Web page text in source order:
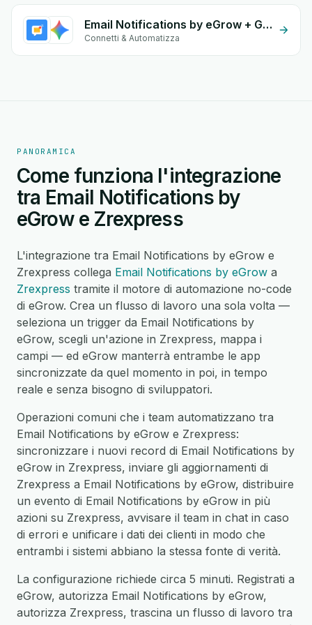
Email Notifications by eGrow + Gemini
Connetti & Automatizza
PANORAMICA
Come funziona l'integrazione
tra Email Notifications by
eGrow e Zrexpress
L'integrazione tra Email Notifications by eGrow e
Zrexpress collega Email Notifications by eGrow a
Zrexpress tramite il motore di automazione no-code
di eGrow. Crea un flusso di lavoro una sola volta —
seleziona un trigger da Email Notifications by
eGrow, scegli un'azione in Zrexpress, mappa i
campi — ed eGrow manterrà entrambe le app
sincronizzate da quel momento in poi, in tempo
reale e senza bisogno di sviluppatori.
Operazioni comuni che i team automatizzano tra
Email Notifications by eGrow e Zrexpress:
sincronizzare i nuovi record di Email Notifications by
eGrow in Zrexpress, inviare gli aggiornamenti di
Zrexpress a Email Notifications by eGrow, distribuire
un evento di Email Notifications by eGrow in più
azioni su Zrexpress, avvisare il team in chat in caso
di errori e unificare i dati dei clienti in modo che
entrambi i sistemi abbiano la stessa fonte di verità.
La configurazione richiede circa 5 minuti. Registrati a
eGrow, autorizza Email Notifications by eGrow,
autorizza Zrexpress, trascina un flusso di lavoro tra